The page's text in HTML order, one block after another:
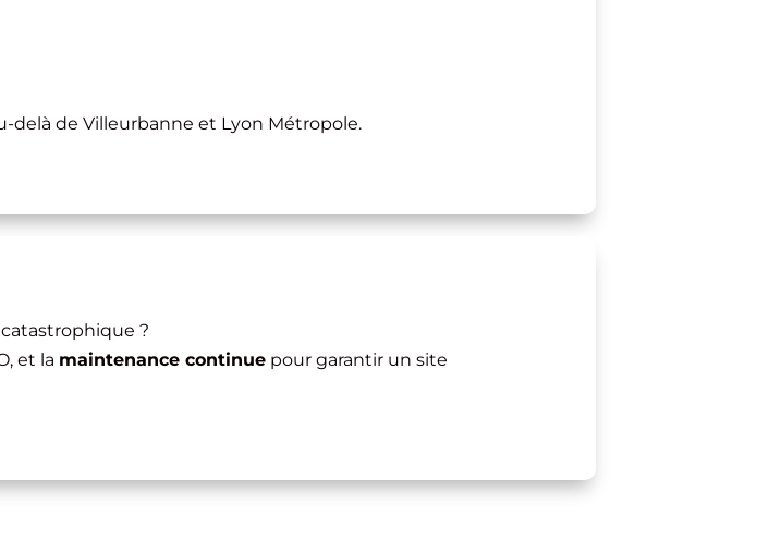
de Villeurbanne et Lyon Métropole.
?
et la maintenance continuepour garantir un site